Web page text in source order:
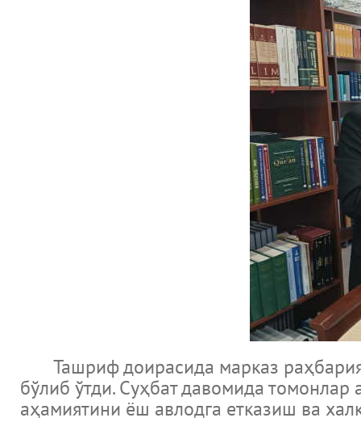
Ташриф доирасида марказ
бўлиб ўтди. Суҳбат давомида
аҳамиятини ёш авлодга етказиш ва